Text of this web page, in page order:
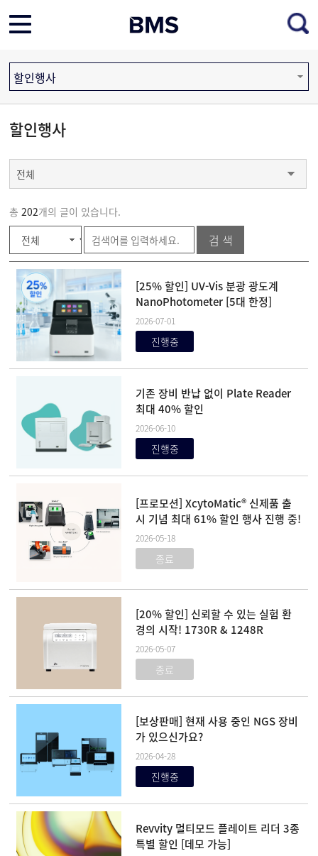
할인행사
할인행사
전체
총202개의 글이 있습니다.
[25% 할인] UV-Vis 분광 광도계
NanoPhotometer [5대 한정]
2026-07-01
진행중
기존 장비 반납 없이 Plate Reader
최대 40% 할인
2026-06-10
진행중
[프로모션] XcytoMatic® 신제품 출
시 기념 최대 61% 할인 행사 진행 중!
2026-05-18
종료
[20% 할인] 신뢰할 수 있는 실험 환
경의 시작! 1730R & 1248R
2026-05-07
종료
[보상판매] 현재 사용 중인 NGS 장비
가 있으신가요?
2026-04-28
진행중
Revvity 멀티모드 플레이트 리더 3종
특별 할인 [데모 가능]